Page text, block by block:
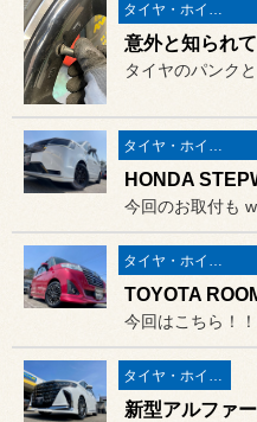
タイヤ・ホイール
意外と知られ
タイヤ・ホイール
今回のお取付も
タイヤ・ホイール
タイヤ・ホイール